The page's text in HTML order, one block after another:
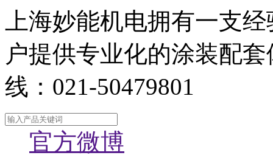
上海妙能机电拥有一支
户提供专业化的涂装配
线：021-50479801
官方微博